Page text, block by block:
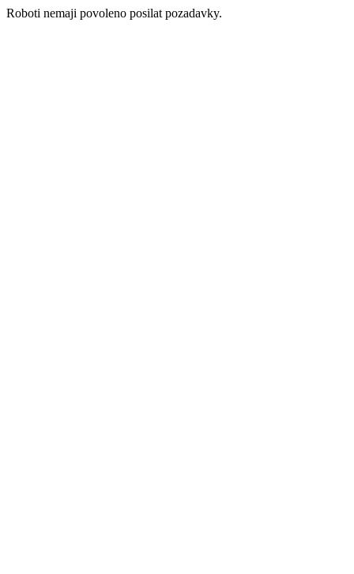
Roboti nemaji povoleno posilat pozadavky.